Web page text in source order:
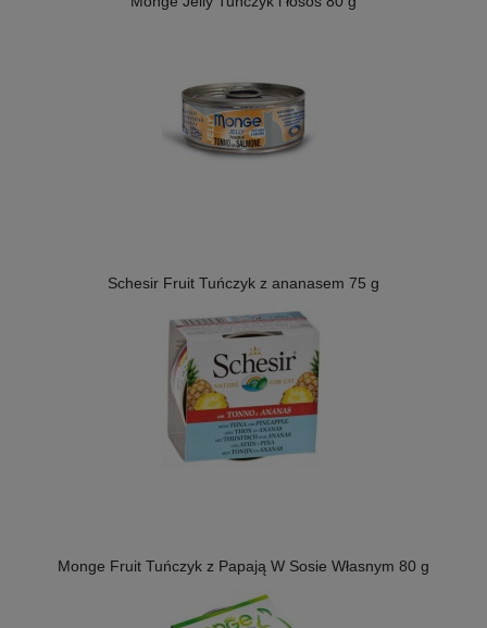
Schesir Fruit Tuńczyk z ananasem 75 g
Monge Fruit Tuńczyk z Papają W Sosie Własnym 80 g